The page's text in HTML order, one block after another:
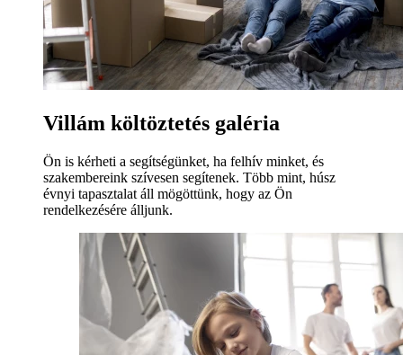
Villám költöztetés galéria
Ön is kérheti a segítségünket, ha felhív minket, és
szakembereink szívesen segítenek. Több mint, húsz
évnyi tapasztalat áll mögöttünk, hogy az Ön
rendelkezésére álljunk.